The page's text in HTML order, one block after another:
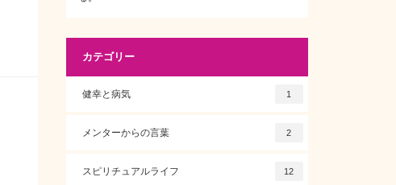
カテゴリー
健幸と病気 1
メンターからの言葉 2
スピリチュアルライフ 12